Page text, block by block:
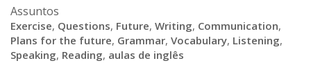
Assuntos
Exercise, Questions, Future, Writing, Communication,
Plans for the future, Grammar, Vocabulary, Listening,
Speaking, Reading, aulas de inglês